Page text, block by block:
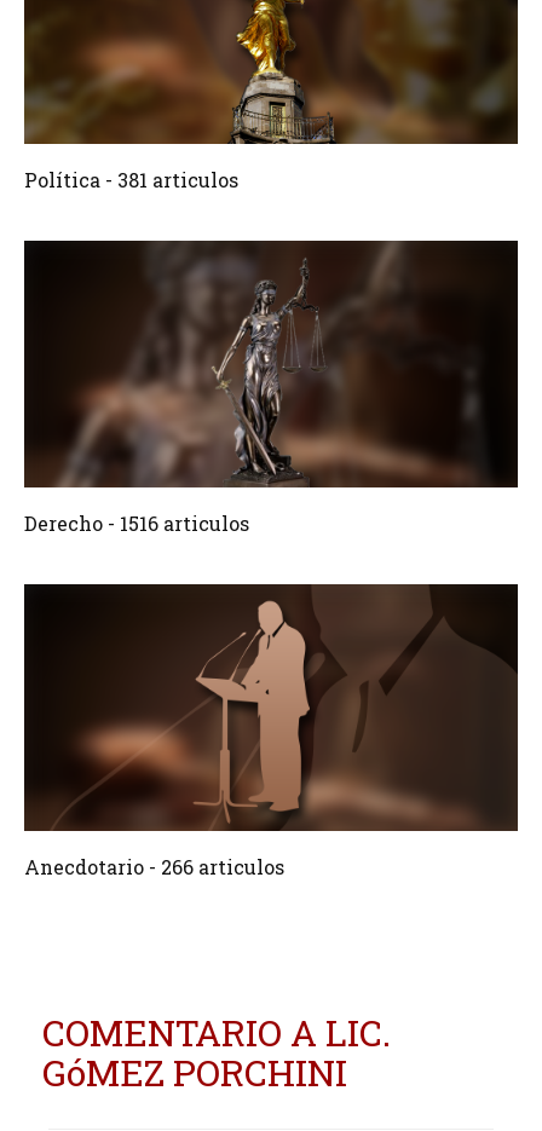
381 Articulos
Política - 381 articulos
Crear 1516 Articulos
Derecho - 1516 articulos
Crear 266 Articulos
Anecdotario - 266 articulos
COMENTARIO A LIC.
GóMEZ PORCHINI